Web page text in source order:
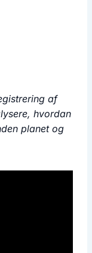
af
hvordan
planet og